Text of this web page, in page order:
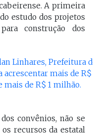
A primeira
estudo dos projetos
construção dos
convênios, não se
recursos da estatal